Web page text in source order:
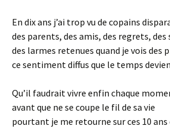
En dix ans j’ai trop vu de copains
des parents, des amis, des regrets,
des larmes retenues quand je vois des
ce sentiment diffus que le temps
Qu’il faudrait vivre enfin chaque
avant que ne se coupe le fil de sa vie
pourtant je me retourne sur ces 10 ans